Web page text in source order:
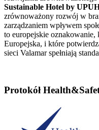
Sustainable Hotel by
zrównoważony rozwój w
zarządzaniem wpływem
to europejskie
Europejska, i które
sieci Valamar spełniają
Protokół